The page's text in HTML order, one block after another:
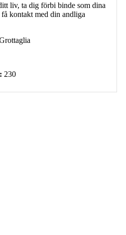
liv, ta dig förbi binde som dina
kontakt med din andliga
230